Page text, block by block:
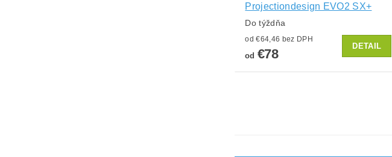
Projectiondesign EVO2 SX+
Do týždňa
od €64,46 bez DPH
od €78
DETAIL